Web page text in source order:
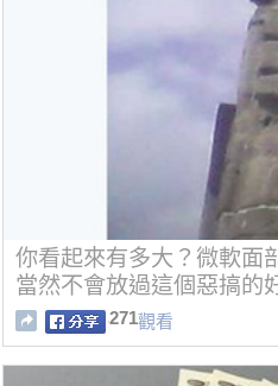
你看起來有多大？微軟面
當然不會放過這個惡搞的
271觀看